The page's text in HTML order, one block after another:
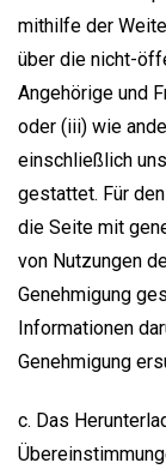
mithilfe der
über die nicht-
Angehörige und
oder (iii) wie
einschließlich
gestattet. Für
die Seite mit
von Nutzungen
Genehmigung
Informationen
Genehmigung
c. Das